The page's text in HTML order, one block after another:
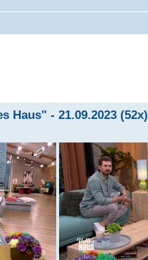
Haus" - 21.09.2023 (52x)